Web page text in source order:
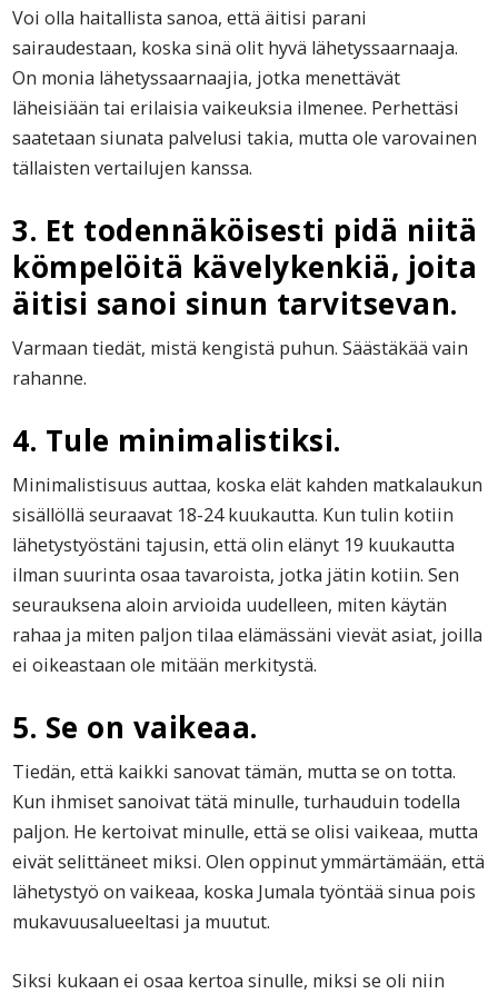
Voi olla haitallista sanoa, että äitisi parani
sairaudestaan, koska sinä olit hyvä lähetyssaarnaaja.
On monia lähetyssaarnaajia, jotka menettävät
läheisiään tai erilaisia vaikeuksia ilmenee. Perhettäsi
saatetaan siunata palvelusi takia, mutta ole varovainen
tällaisten vertailujen kanssa.
3. Et todennäköisesti pidä niitä
kömpelöitä kävelykenkiä, joita
äitisi sanoi sinun tarvitsevan.
Varmaan tiedät, mistä kengistä puhun. Säästäkää vain
rahanne.
4. Tule minimalistiksi.
Minimalistisuus auttaa, koska elät kahden matkalaukun
sisällöllä seuraavat 18-24 kuukautta. Kun tulin kotiin
lähetystyöstäni tajusin, että olin elänyt 19 kuukautta
ilman suurinta osaa tavaroista, jotka jätin kotiin. Sen
seurauksena aloin arvioida uudelleen, miten käytän
rahaa ja miten paljon tilaa elämässäni vievät asiat, joilla
ei oikeastaan ole mitään merkitystä.
5. Se on vaikeaa.
Tiedän, että kaikki sanovat tämän, mutta se on totta.
Kun ihmiset sanoivat tätä minulle, turhauduin todella
paljon. He kertoivat minulle, että se olisi vaikeaa, mutta
eivät selittäneet miksi. Olen oppinut ymmärtämään, että
lähetystyö on vaikeaa, koska Jumala työntää sinua pois
mukavuusalueeltasi ja muutut.
Siksi kukaan ei osaa kertoa sinulle, miksi se oli niin